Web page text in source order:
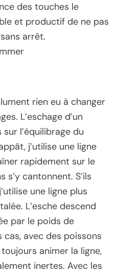
des touches le
et productif de ne pas
arrêt.
rien eu à changer
L’eschage d’un
l’équilibrage du
j’utilise une ligne
rapidement sur le
cantonnent. S’ils
une ligne plus
L’esche descend
par le poids de
cas, avec des poissons
animer la ligne,
inertes. Avec les